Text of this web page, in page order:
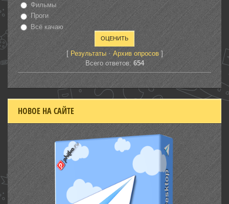
Фильмы
Проги
Всё качаю
[ Результаты· Архив опросов]
Всего ответов: 654
НОВОЕ НА САЙТЕ